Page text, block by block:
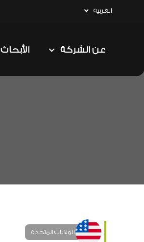
العربية
عن الشركة الأبحاث
الولايات المتحدة